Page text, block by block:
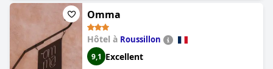
Omma
Hôtel à Roussillon
9,1 Excellent